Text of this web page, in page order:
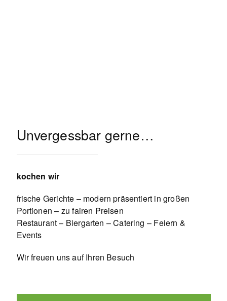
Unvergessbar gerne…
kochen wir
frische Gerichte – modern präsentiert in großen
Portionen – zu fairen Preisen
Restaurant – Biergarten – Catering – Feiern &
Events
Wir freuen uns auf Ihren Besuch